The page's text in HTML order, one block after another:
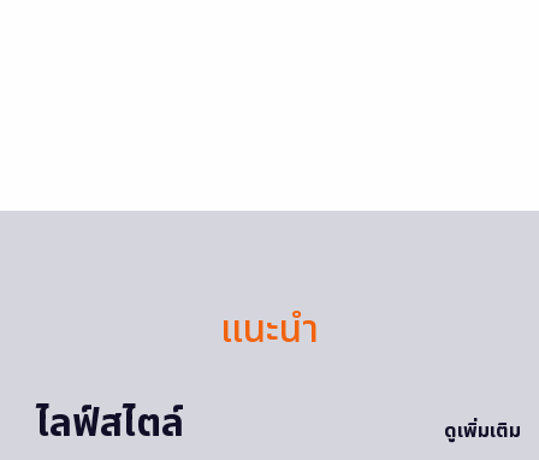
แนะนำ
ไลฟ์สไตล์
ดูเพิ่มเติม